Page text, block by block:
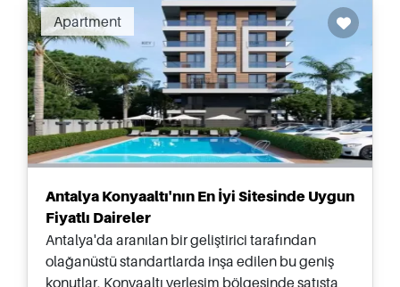
Apartment
Antalya Konyaaltı'nın En İyi Sitesinde Uygun
Fiyatlı Daireler
Antalya'da aranılan bir geliştirici tarafından
olağanüstü standartlarda inşa edilen bu geniş
konutlar, Konyaaltı yerleşim bölgesinde satışta